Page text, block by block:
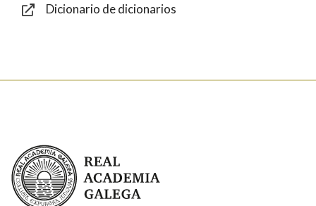
Dicionario de dicionarios
Real Academia Galega